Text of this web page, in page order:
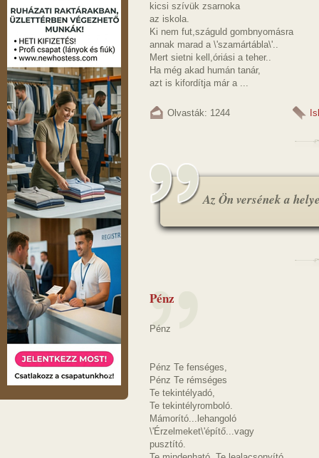
kicsi szívük zsarnoka
az iskola.
Ki nem fut,száguld gombnyomásra
annak marad a \'szamártábla\'..
Mert sietni kell,óriási a teher..
Ha még akad humán tanár,
azt is kifordítja már a ...
Olvasták: 1244
Az Ön versének a
Pénz
Pénz
Pénz Te fenséges,
Pénz Te rémséges
Te tekintélyadó,
Te tekintélyromboló.
Mámorító...lehangoló
\'Érzelmeket\'építő...vagy
pusztító.